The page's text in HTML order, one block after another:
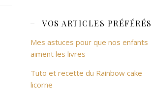
VOS ARTICLES PRÉFÉRÉS
Mes astuces pour que nos enfants
aiment les livres
Tuto et recette du Rainbow cake
licorne